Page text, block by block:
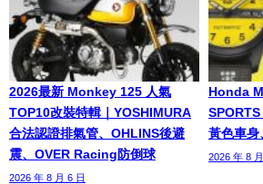
2026最新 Monkey 125 人氣
TOP10改裝特輯｜YOSHIMURA
合法認證排氣管、OHLINS後避
震、OVER Racing防倒球
2026 年 8 月 6 日
Honda
黃色車身
2026 年 8